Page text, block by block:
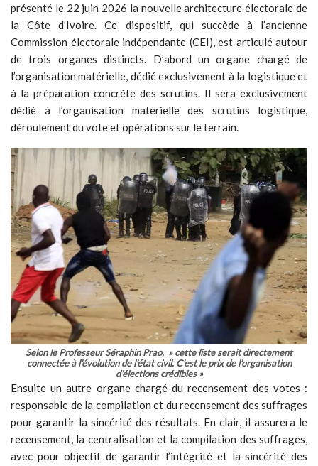
présenté le 22 juin 2026 la nouvelle architecture électorale de
la Côte d’Ivoire. Ce dispositif, qui succède à l’ancienne
Commission électorale indépendante (CEI), est articulé autour
de trois organes distincts. D’abord un organe chargé de
l’organisation matérielle, dédié exclusivement à la logistique et
à la préparation concrète des scrutins. Il sera exclusivement
dédié à l’organisation matérielle des scrutins logistique,
déroulement du vote et opérations sur le terrain.
Selon le Professeur Séraphin Prao, » cette liste serait directement
connectée à l’évolution de l’état civil. C’est le prix de l’organisation
d’élections crédibles »
Ensuite un autre organe chargé du recensement des votes :
responsable de la compilation et du recensement des suffrages
pour garantir la sincérité des résultats. En clair, il assurera le
recensement, la centralisation et la compilation des suffrages,
avec pour objectif de garantir l’intégrité et la sincérité des